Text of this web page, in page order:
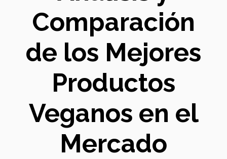
Comparación
de los Mejores
Productos
Veganos en el
Mercado